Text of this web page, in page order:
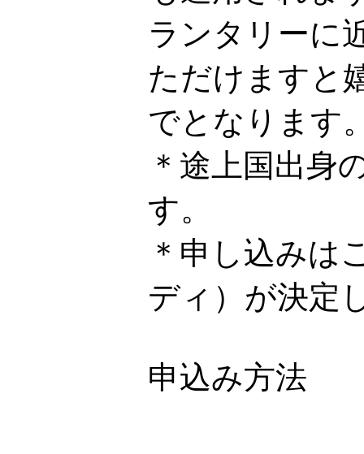
ランタリーに
ただけますと
でとなります
＊途上国出身
す。
＊申し込みは
ディ）が決定
申込み方法